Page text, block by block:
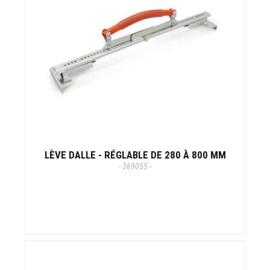
LÈVE DALLE - RÉGLABLE DE 280 À 800 MM
- 369055 -